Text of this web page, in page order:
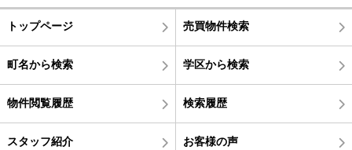
トップページ 売買物件検索
町名から検索 学区から検索
物件閲覧履歴 検索履歴
スタッフ紹介 お客様の声